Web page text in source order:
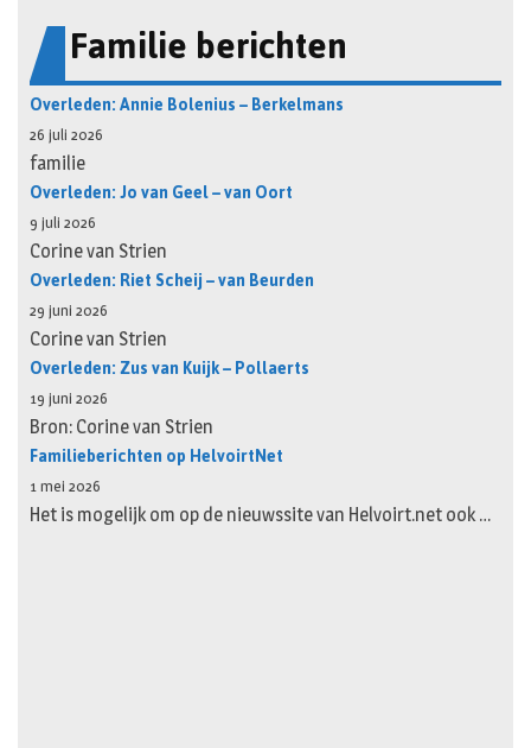
Familie berichten
Overleden: Annie Bolenius – Berkelmans
26 juli 2026
familie
Overleden: Jo van Geel – van Oort
9 juli 2026
Corine van Strien
Overleden: Riet Scheij – van Beurden
29 juni 2026
Corine van Strien
Overleden: Zus van Kuijk – Pollaerts
19 juni 2026
Bron: Corine van Strien
Familieberichten op HelvoirtNet
1 mei 2026
Het is mogelijk om op de nieuwssite van Helvoirt.net ook …